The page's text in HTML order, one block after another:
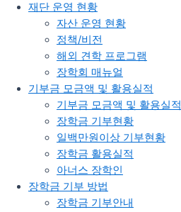
재단 운영 현황
자산 운영 현황
정책/비전
해외 견학 프로그램
장학회 매뉴얼
기부금 모금액 및 활용실적
기부금 모금액 및 활용실적
장학금 기부현황
일백만원이상 기부현황
장학금 활용실적
아너스 장학인
장학금 기부 방법
장학금 기부안내​